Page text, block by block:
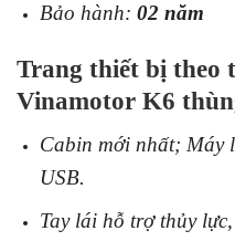
Bảo hành: 02 năm
Trang thiết bị theo
Vinamotor K6
Cabin mới nhất; Máy
USB.
Tay lái hỗ trợ thủy